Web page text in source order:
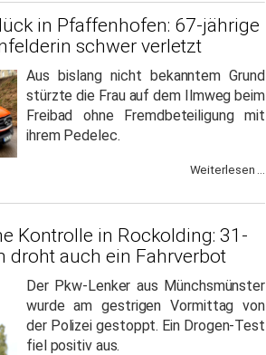
in Pfaffenhofen: 67-jährige
schwer verletzt
Aus bislang nicht bekanntem Grund
stürzte die Frau auf dem Ilmweg beim
Freibad ohne Fremdbeteiligung mit
ihrem Pedelec.
Weiterlesen ...
Kontrolle in Rockolding: 31-
droht auch ein Fahrverbot
Der Pkw-Lenker aus Münchsmünster
wurde am gestrigen Vormittag von
der Polizei gestoppt. Ein Drogen-Test
fiel positiv aus.